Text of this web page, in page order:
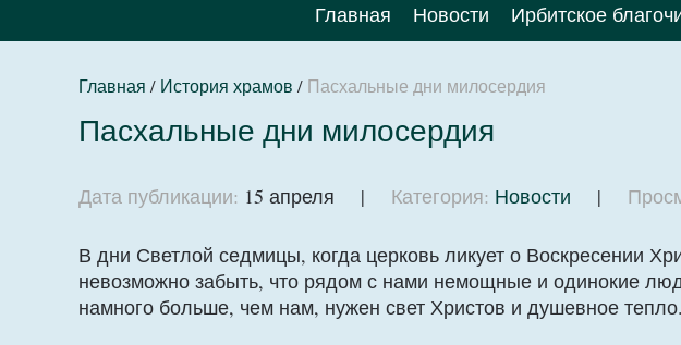
Главная Новости Ирбитское
Главная / История храмов / Пасхальные дни милосердия
Пасхальные дни милосердия
Дата публикации: 15 апреля | Категория: Новости |
В дни Светлой седмицы, когда церковь ликует о Воскресении
невозможно забыть, что рядом с нами немощные и одинокие
намного больше, чем нам, нужен свет Христов и душевное тепло.